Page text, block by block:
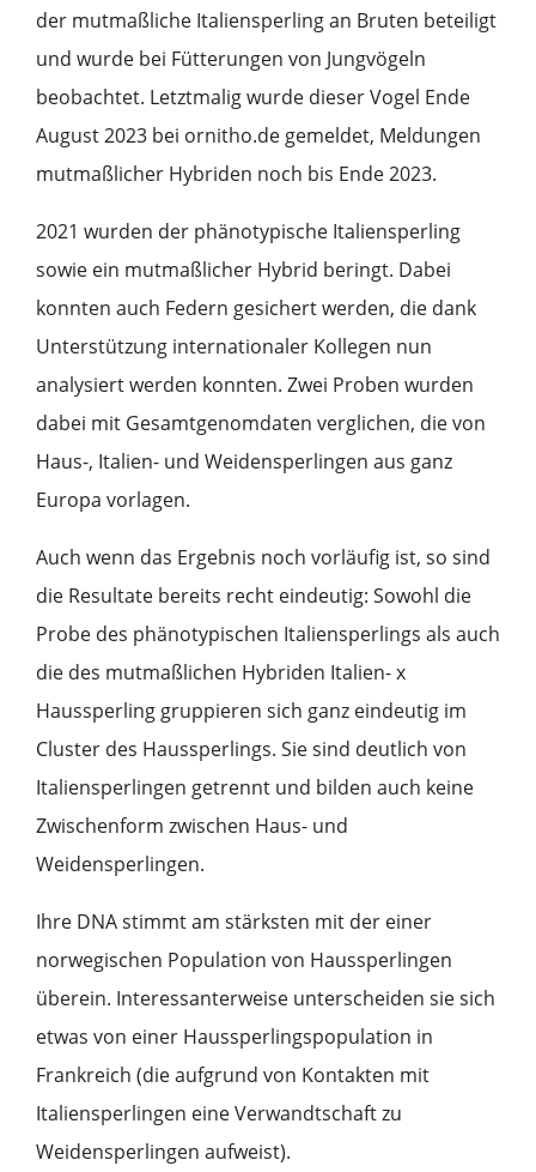
der mutmaßliche Italiensperling an Bruten beteiligt
und wurde bei Fütterungen von Jungvögeln
beobachtet. Letztmalig wurde dieser Vogel Ende
August 2023 bei ornitho.de gemeldet, Meldungen
mutmaßlicher Hybriden noch bis Ende 2023.
2021 wurden der phänotypische Italiensperling
sowie ein mutmaßlicher Hybrid beringt. Dabei
konnten auch Federn gesichert werden, die dank
Unterstützung internationaler Kollegen nun
analysiert werden konnten. Zwei Proben wurden
dabei mit Gesamtgenomdaten verglichen, die von
Haus-, Italien- und Weidensperlingen aus ganz
Europa vorlagen.
Auch wenn das Ergebnis noch vorläufig ist, so sind
die Resultate bereits recht eindeutig: Sowohl die
Probe des phänotypischen Italiensperlings als auch
die des mutmaßlichen Hybriden Italien- x
Haussperling gruppieren sich ganz eindeutig im
Cluster des Haussperlings. Sie sind deutlich von
Italiensperlingen getrennt und bilden auch keine
Zwischenform zwischen Haus- und
Weidensperlingen.
Ihre DNA stimmt am stärksten mit der einer
norwegischen Population von Haussperlingen
überein. Interessanterweise unterscheiden sie sich
etwas von einer Haussperlingspopulation in
Frankreich (die aufgrund von Kontakten mit
Italiensperlingen eine Verwandtschaft zu
Weidensperlingen aufweist).